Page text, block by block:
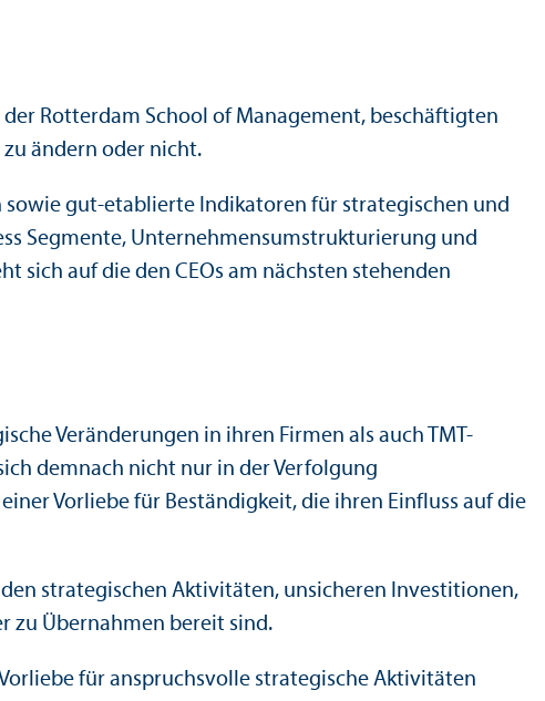
Rotterdam School of Management, beschäftigten
ändern oder nicht.
sowie gut-etablierte Indikatoren für strategischen und
Segmente, Unter­nehmens­umstrukturierung und
sich auf die den CEOs am nächsten stehenden
Veränderungen in ihren Firmen als auch TMT-
demnach nicht nur in der Verfolgung
Vorliebe für Beständigkeit, die ihren Einfluss auf die
strategischen Aktivitäten, unsicheren Investitionen,
zu Über­nahmen bereit sind.
für anspruchsvolle strategische Aktivitäten